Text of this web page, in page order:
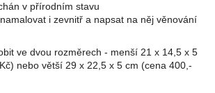
v přírodním stavu
i zevnitř a napsat na něj věnování
ve dvou rozměrech - menší 21 x 14,5 x 5
nebo větší 29 x 22,5 x 5 cm (cena 400,-